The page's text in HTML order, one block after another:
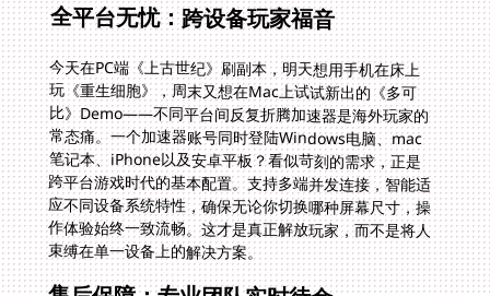
全平台无忧：跨设备玩家福音
今天在PC端《上古世纪》刷副本，明天想用手机在床上
玩《重生细胞》，周末又想在Mac上试试新出的《多可
比》Demo——不同平台间反复折腾加速器是海外玩家的
常态痛。一个加速器账号同时登陆Windows电脑、mac
笔记本、iPhone以及安卓平板？看似苛刻的需求，正是
跨平台游戏时代的基本配置。支持多端并发连接，智能适
应不同设备系统特性，确保无论你切换哪种屏幕尺寸，操
作体验始终一致流畅。这才是真正解放玩家，而不是将人
束缚在单一设备上的解决方案。